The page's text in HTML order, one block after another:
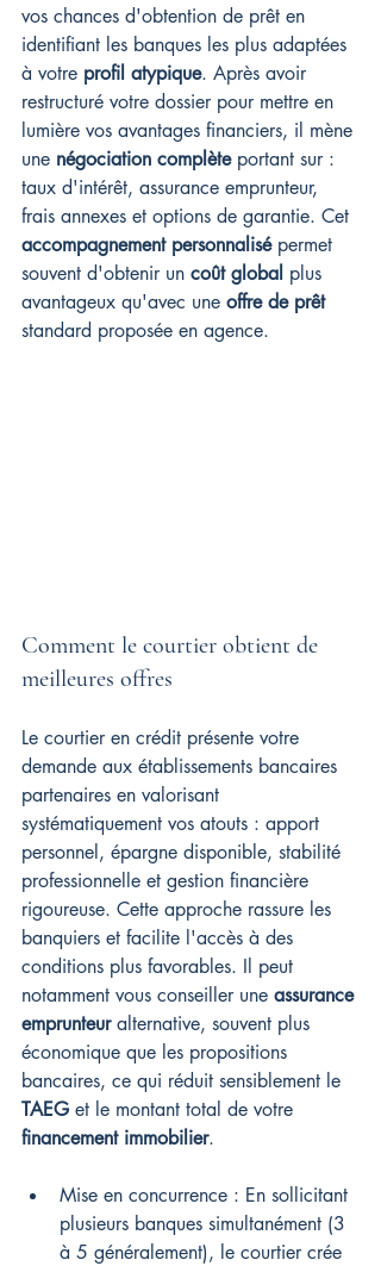
vos chances d'obtention de prêt en
identifiant les banques les plus adaptées
à votre profil atypique. Après avoir
restructuré votre dossier pour mettre en
lumière vos avantages financiers, il mène
une négociation complète portant sur :
taux d'intérêt, assurance emprunteur,
frais annexes et options de garantie. Cet
accompagnement personnalisé permet
souvent d'obtenir un coût global plus
avantageux qu'avec une offre de prêt
standard proposée en agence.
Comment le courtier obtient de
meilleures offres
Le courtier en crédit présente votre
demande aux établissements bancaires
partenaires en valorisant
systématiquement vos atouts : apport
personnel, épargne disponible, stabilité
professionnelle et gestion financière
rigoureuse. Cette approche rassure les
banquiers et facilite l'accès à des
conditions plus favorables. Il peut
notamment vous conseiller une assurance
emprunteur alternative, souvent plus
économique que les propositions
bancaires, ce qui réduit sensiblement le
TAEG et le montant total de votre
financement immobilier.
Mise en concurrence : En sollicitant
plusieurs banques simultanément (3
à 5 généralement), le courtier crée